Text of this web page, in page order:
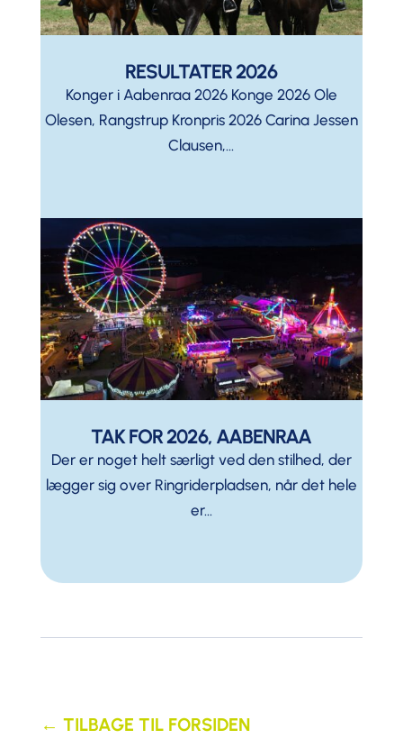
RESULTATER 2026
Konger i Aabenraa 2026 Konge 2026 Ole
Olesen, Rangstrup Kronpris 2026 Carina Jessen
Clausen,...
TAK FOR 2026, AABENRAA
Der er noget helt særligt ved den stilhed, der
lægger sig over Ringriderpladsen, når det hele
er...
← TILBAGE TIL FORSIDEN